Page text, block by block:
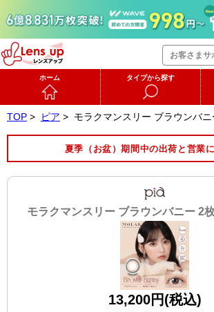
お客さまサ
ホーム タイプから探す
TOP > ピア > モラクマンスリー ブラウンバニ
夏季（お盆）期間中の出荷と営業
モラクマンスリー ブラウンバニー 2
13,200円(税込)